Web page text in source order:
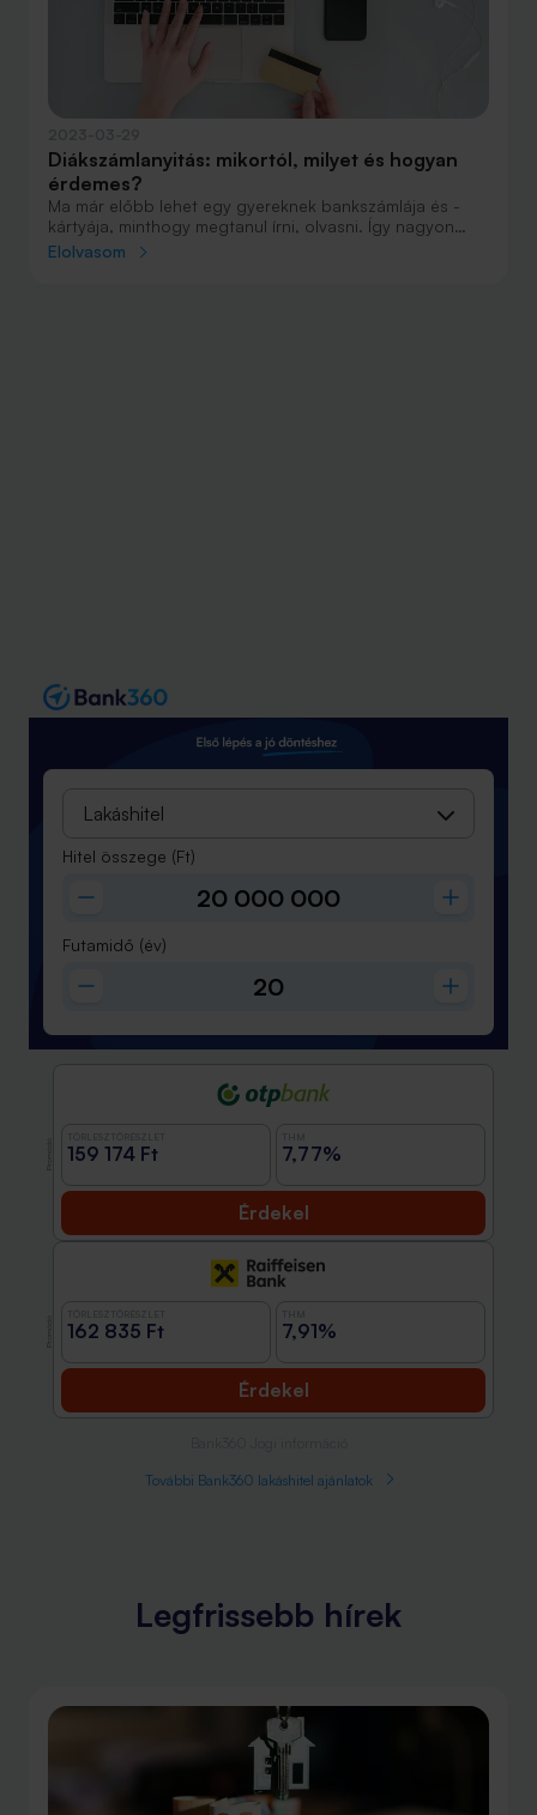
Diákszámlanyitás: mikortól, milyet és hogyan
érdemes?
Ma már előbb lehet egy gyereknek bankszámlája és -
kártyája, minthogy megtanul írni, olvasni. Így nagyon
hamar hozzászokhat a modern pénzhasználathoz.
Elolvasom
Lakáshitel
Hitel összege (Ft)
Futamidő (év)
159 174 Ft 7,77%
Érdekel
162 835 Ft 7,91%
Érdekel
További Bank360 lakáshitel ajánlatok
Legfrissebb hírek